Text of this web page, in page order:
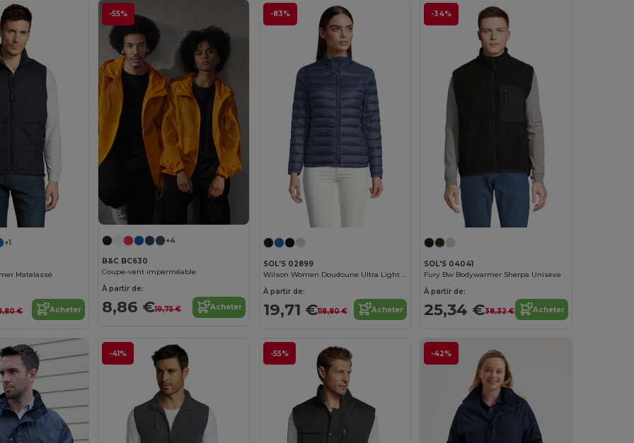
+1
Matelassé
€ Acheter
-55%
+4
B&C BC630
Coupe-vent imperméable
À partir de:
8,86 €19,75 € Acheter
-83%
SOL'S 02899
À partir de:
19,71 €118,80 € Acheter
-34%
SOL'S 04041
Fury Bw Bodywarmer Sherpa Unisexe
À partir de:
25,34 €38,32 € Acheter
-41% -55% -42%